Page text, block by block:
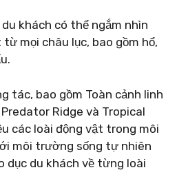
khách có thể ngắm nhìn
mọi châu lục, bao gồm hổ,
tác, bao gồm Toàn cảnh linh
Ridge và Tropical
các loài động vật trong môi
môi trường sống tự nhiên
dục du khách về từng loài